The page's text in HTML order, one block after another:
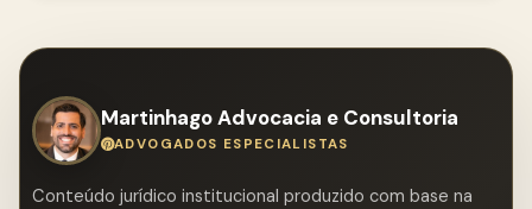
adotadas.
Martinhago Advocacia e Consultoria
ADVOGADOS ESPECIALISTAS
Conteúdo jurídico institucional produzido com base na